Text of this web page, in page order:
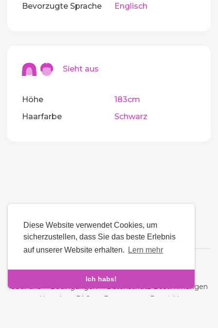
Diese Website verwendet Cookies, um
sicherzustellen, dass Sie das beste Erlebnis
auf unserer Website erhalten.
Lern mehr
Ich habs!
Bevorzugte Sprache
Englisch
Sieht aus
Höhe
183cm
Haarfarbe
Schwarz
Über uns-Bedingungen-Datenschutz-Bestimmungen
Kontakt FAQs Erstattung Entwickler